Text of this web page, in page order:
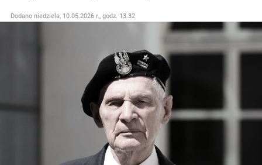
Dodano niedziela, 10.05.2026 r., godz. 13.32